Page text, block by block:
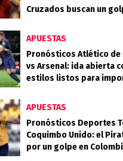
Cruzados buscan un
APUESTAS
Pronósticos Atlético de
vs Arsenal: ida abierta
estilos listos para
APUESTAS
Pronósticos Deportes
Coquimbo Unido: el
por un golpe en